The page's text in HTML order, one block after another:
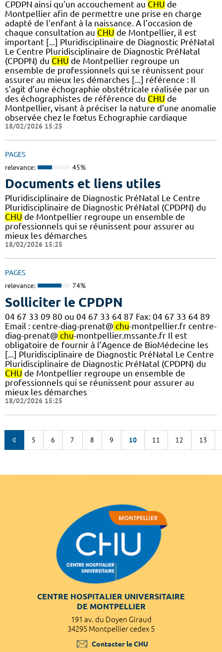
CPDPN ainsi qu'un accouchement au CHU de
Montpellier afin de permettre une prise en charge
adapté de l'enfant à la naissance. A l’occasion de
chaque consultation au CHU de Montpellier, il est
important [...] Pluridisciplinaire de Diagnostic PréNatal
Le Centre Pluridisciplinaire de Diagnostic PréNatal
(CPDPN) du CHU de Montpellier regroupe un
ensemble de professionnels qui se réunissent pour
assurer au mieux les démarches [...] référence : Il
s’agit d’une échographie obstétricale réalisée par un
des échographistes de référence du CHU de
Montpellier, visant à préciser la nature d’une anomalie
observée chez le fœtus Echographie cardiaque
18/02/2026 15:25
PAGES
relevance: 45%
Documents et liens utiles
Pluridisciplinaire de Diagnostic PréNatal Le Centre
Pluridisciplinaire de Diagnostic PréNatal (CPDPN) du
CHU de Montpellier regroupe un ensemble de
professionnels qui se réunissent pour assurer au
mieux les démarches
18/02/2026 15:25
PAGES
relevance: 74%
Solliciter le CPDPN
04 67 33 09 80 ou 04 67 33 64 87 Fax: 04 67 33 64 89
Email : centre-diag-prenat@ chu-montpellier.fr centre-
diag-prenat@ chu-montpellier.mssante.fr Il est
obligatoire de fournir à l’Agence de BioMédecine les
[...] Pluridisciplinaire de Diagnostic PréNatal Le Centre
Pluridisciplinaire de Diagnostic PréNatal (CPDPN) du
CHU de Montpellier regroupe un ensemble de
professionnels qui se réunissent pour assurer au
mieux les démarches
18/02/2026 15:25
5 6 7 8 9 10 11 12 13
CENTRE HOSPITALIER UNIVERSITAIRE
DE MONTPELLIER
191 av. du Doyen Giraud
34295 Montpellier cedex 5
Contacter le CHU